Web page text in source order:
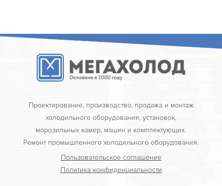
Проектирование, производство, продажа и монтаж
холодильного оборудования, установок,
морозильных камер, машин и комплектующих.
Ремонт промышленного холодильного оборудования.
Пользовательское соглашение
Политика конфиденциальности